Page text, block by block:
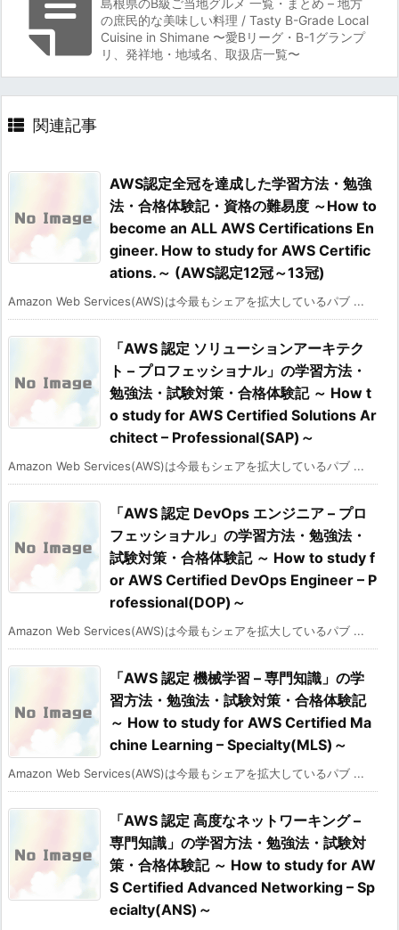
島根県のB級ご当地グルメ 一覧・まとめ – 地方
の庶民的な美味しい料理 / Tasty B-Grade Local
Cuisine in Shimane 〜愛Bリーグ・B-1グランプ
リ、発祥地・地域名、取扱店一覧〜
関連記事
AWS認定全冠を達成した学習方法・勉強
法・合格体験記・資格の難易度 ～How to
become an ALL AWS Certifications En
gineer. How to study for AWS Certific
ations.～ (AWS認定12冠～13冠)
Amazon Web Services(AWS)は今最もシェアを拡大しているパブ ...
「AWS 認定 ソリューションアーキテク
ト – プロフェッショナル」の学習方法・
勉強法・試験対策・合格体験記 ～ How t
o study for AWS Certified Solutions Ar
chitect – Professional(SAP)～
Amazon Web Services(AWS)は今最もシェアを拡大しているパブ ...
「AWS 認定 DevOps エンジニア – プロ
フェッショナル」の学習方法・勉強法・
試験対策・合格体験記 ～ How to study f
or AWS Certified DevOps Engineer – P
rofessional(DOP)～
Amazon Web Services(AWS)は今最もシェアを拡大しているパブ ...
「AWS 認定 機械学習 – 専門知識」の学
習方法・勉強法・試験対策・合格体験記
～ How to study for AWS Certified Ma
chine Learning – Specialty(MLS)～
Amazon Web Services(AWS)は今最もシェアを拡大しているパブ ...
「AWS 認定 高度なネットワーキング –
専門知識」の学習方法・勉強法・試験対
策・合格体験記 ～ How to study for AW
S Certified Advanced Networking – Sp
ecialty(ANS)～